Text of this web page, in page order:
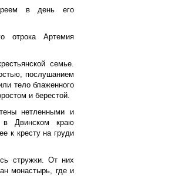
в день его
отрока Артемия
семье.
послушанием
тело блаженного
и берестой.
нетленными и
в Двинском краю
к кресту на груди
стружки. От них
монастырь, где и